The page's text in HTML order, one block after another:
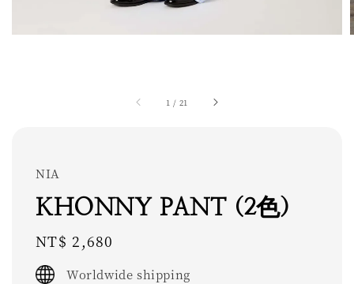
1 / 21
NIA
KHONNY PANT (2色)
Regular
price
NT$ 2,680
Worldwide shipping